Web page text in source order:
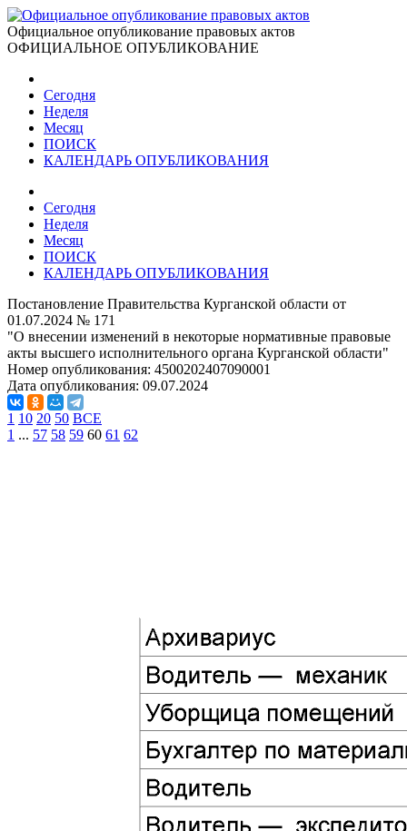
Официальное опубликование правовых актов
ОФИЦИАЛЬНОЕ ОПУБЛИКОВАНИЕ
Сегодня
Неделя
Месяц
ПОИСК
КАЛЕНДАРЬ ОПУБЛИКОВАНИЯ
Сегодня
Неделя
Месяц
ПОИСК
КАЛЕНДАРЬ ОПУБЛИКОВАНИЯ
Постановление Правительства Курганской области от
01.07.2024 № 171
"О внесении изменений в некоторые нормативные правовые
акты высшего исполнительного органа Курганской области"
Номер опубликования: 4500202407090001
Дата опубликования: 09.07.2024
1 10 20 50 ВСЕ
1 ... 57 58 59 60 61 62